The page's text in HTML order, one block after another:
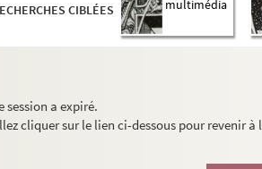
CIBLÉES
multimédia
session a expiré.
cliquer sur le lien ci-dessous pour revenir